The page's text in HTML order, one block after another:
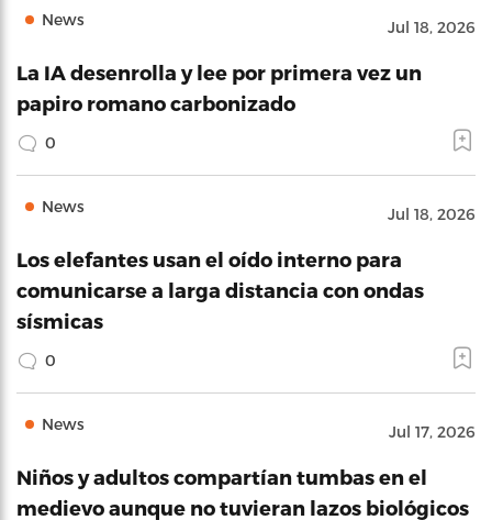
News Jul 18, 2026
La IA desenrolla y lee por primera vez un
papiro romano carbonizado
0
News Jul 18, 2026
Los elefantes usan el oído interno para
comunicarse a larga distancia con ondas
sísmicas
0
News Jul 17, 2026
Niños y adultos compartían tumbas en el
medievo aunque no tuvieran lazos biológicos